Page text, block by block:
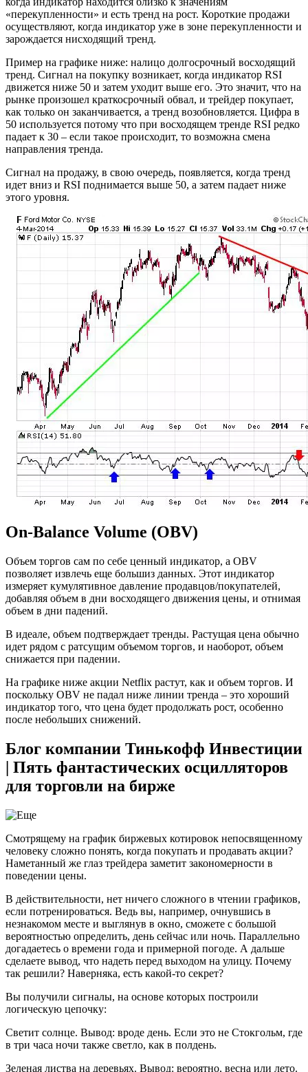
«перекупленности» и есть тренд на рост. Короткие продажи
осуществляют, когда индикатор уже в зоне перекупленности и
зарождается нисходящий тренд.
Пример на графике ниже: налицо долгосрочный восходящий
тренд. Сигнал на покупку возникает, когда индикатор RSI
движется ниже 50 и затем уходит выше его. Это значит, что на
рынке произошел краткосрочный обвал, и трейдер покупает,
как только он заканчивается, а тренд возобновляется. Цифра в
50 используется потому что при восходящем тренде RSI редко
падает к 30 – если такое происходит, то возможна смена
направления тренда.
Сигнал на продажу, в свою очередь, появляется, когда тренд
идет вниз и RSI поднимается выше 50, а затем падает ниже
этого уровня.
On-Balance Volume (OBV)
Объем торгов сам по себе ценный индикатор, а OBV
позволяет извлечь еще большиз данных. Этот индикатор
измеряет кумулятивное давление продавцов/покупателей,
добавляя объем в дни восходящего движения цены, и отнимая
объем в дни падений.
В идеале, объем подтверждает тренды. Растущая цена обычно
идет рядом с ратсущим объемом торгов, и наоборот, объем
снижается при падении.
На графике ниже акции Netflix растут, как и объем торгов. И
поскольку OBV не падал ниже линии тренда – это хороший
индикатор того, что цена будет продолжать рост, особенно
после небольших снижений.
Блог компании Тинькофф Инвестиции
| Пять фантастических осцилляторов
для торговли на бирже
Смотрящему на график биржевых котировок непосвященному
человеку сложно понять, когда покупать и продавать акции?
Наметанный же глаз трейдера заметит закономерности в
поведении цены.
В действительности, нет ничего сложного в чтении графиков,
если потренироваться. Ведь вы, например, очнувшись в
незнакомом месте и выглянув в окно, сможете с большой
вероятностью определить, день сейчас или ночь. Параллельно
догадаетесь о времени года и примерной погоде. А дальше
сделаете вывод, что надеть перед выходом на улицу. Почему
так решили? Наверняка, есть какой-то секрет?
Вы получили сигналы, на основе которых построили
логическую цепочку:
Светит солнце. Вывод: вроде день. Если это не Стокгольм, где
в три часа ночи также светло, как в полдень.
Зеленая листва на деревьях. Вывод: вероятно, весна или лето.